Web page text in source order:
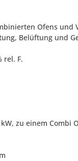
Ofens und
Belüftung und
rel. F.
zu einem Combi